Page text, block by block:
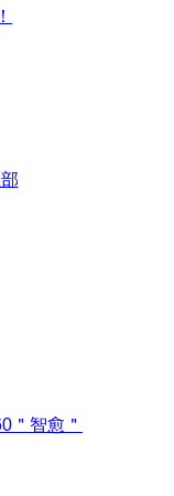
＂智愈＂